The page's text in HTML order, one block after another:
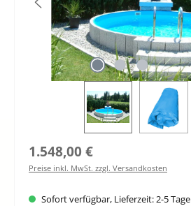
Regulärer Preis:
1.548,00 €
Preise inkl. MwSt. zzgl. Versandkosten
Sofort verfügbar, Lieferzeit: 2-5 Tage